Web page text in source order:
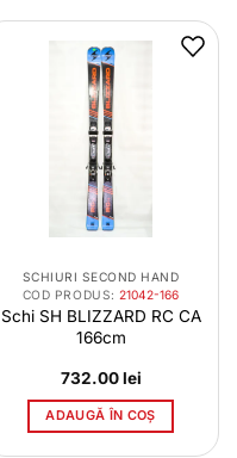
SCHIURI SECOND HAND
COD PRODUS:21042-166
Schi SH BLIZZARD RC CA
166cm
732.00lei
ADAUGĂ ÎN COȘ